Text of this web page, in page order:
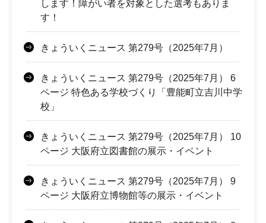
します！障がい者を対象とした選考もありま
す！
きょういくニュース 第279号（2025年7月）
きょういくニュース 第279号（2025年7月） 6
ページ 特色ある学校づくり「豊能町立吉川中学
校」
きょういくニュース 第279号（2025年7月） 10
ページ 大阪府立図書館の展示・イベント
きょういくニュース 第279号（2025年7月） 9
ページ 大阪府立博物館等の展示・イベント